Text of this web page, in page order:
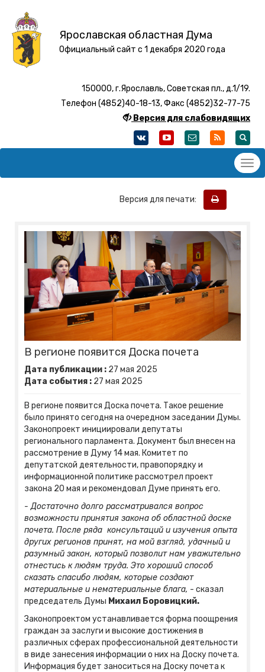
Ярославская областная Дума
Официальный сайт с 1 декабря 2020 года
150000, г.Ярославль, Советская пл., д.1/19.
Телефон (4852)40-18-13, Факс (4852)32-77-75
Версия для слабовидящих
Версия для печати:
В регионе появится Доска почета
Дата публикации : 27 мая 2025
Дата события : 27 мая 2025
В регионе появится Доска почета. Такое решение
было принято сегодня на очередном заседании Думы.
Законопроект инициировали депутаты
регионального парламента. Документ был внесен на
рассмотрение в Думу 14 мая. Комитет по
депутатской деятельности, правопорядку и
информационной политике рассмотрел проект
закона 20 мая и рекомендовал Думе принять его.
- Достаточно долго рассматривался вопрос
возможности принятия закона об областной доске
почета. После ряда консультаций и изучения опыта
других регионов принят, на мой взгляд, удачный и
разумный закон, который позволит нам уважительно
отнестись к людям труда. Это хороший способ
сказать спасибо людям, которые создают
материальные и нематериальные блага, - сказал
председатель Думы Михаил Боровицкий.
Законопроектом устанавливается форма поощрения
граждан за заслуги и высокие достижения в
различных сферах профессиональной деятельности
в виде занесения информации о них на Доску почета.
Информация будет заноситься на Доску почета к